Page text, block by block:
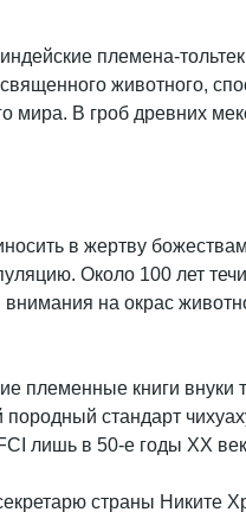
племена-
животного,
В гроб древних
в жертву
Около 100 лет
на окрас
племенные книги внуки
стандарт
лишь в 50-е годы ХХ
страны